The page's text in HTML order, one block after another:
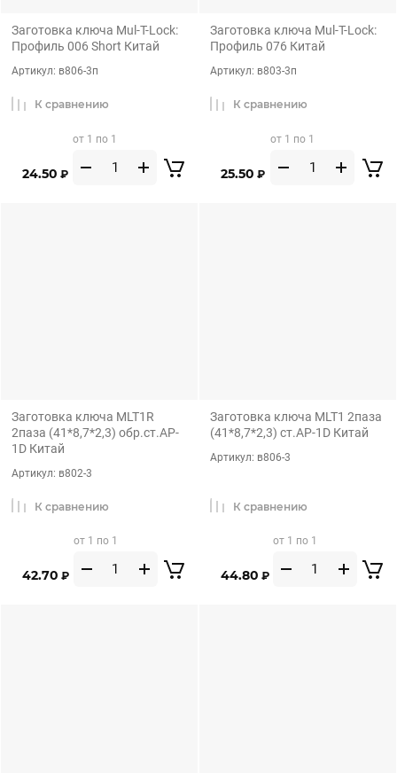
Заготовка ключа Mul-T-Lock:
Профиль 006 Short Китай
Артикул: в806-3п
24.50 ₽
от 1 по 1
К сравнению
Заготовка ключа Mul-T-Lock:
Профиль 076 Китай
Артикул: в803-3п
25.50 ₽
от 1 по 1
К сравнению
Заготовка ключа MLT1R
2паза (41*8,7*2,3) обр.ст.AP-
1D Китай
Артикул: в802-3
42.70 ₽
от 1 по 1
К сравнению
Заготовка ключа MLT1 2паза
(41*8,7*2,3) ст.AP-1D Китай
Артикул: в806-3
44.80 ₽
от 1 по 1
К сравнению